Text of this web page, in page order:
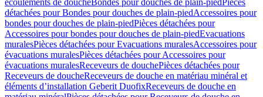
écoulements de doucheBondes pour douches de plain-piedPièces
détachées pour Bondes pour douches de plain-piedAccessoires pour
bondes pour douches de plain-piedPièces détachées pour
Accessoires pour bondes pour douches de plain-piedEvacuations
muralesPièces détachées pour Evacuations muralesAccessoires pour
évacuations muralesPièces détachées pour Accessoires pour
évacuations muralesReceveurs de douchePièces détachées pour
Receveurs de doucheReceveurs de douche en matériau minéral et
éléments d’installation Geberit DuofixReceveurs de douche en